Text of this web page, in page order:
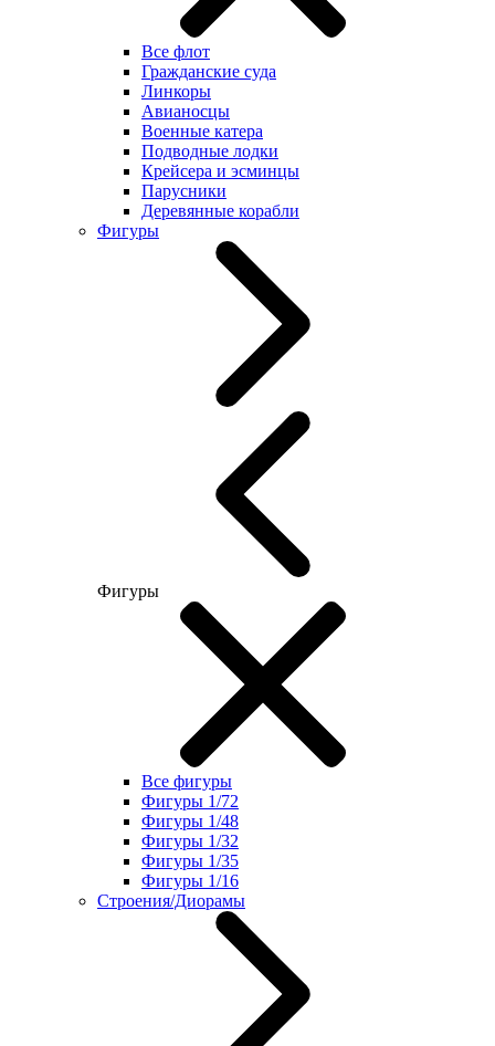
Все флот
Гражданские суда
Линкоры
Авианосцы
Военные катера
Подводные лодки
Крейсера и эсминцы
Парусники
Деревянные корабли
Фигуры
Фигуры
Все фигуры
Фигуры 1/72
Фигуры 1/48
Фигуры 1/32
Фигуры 1/35
Фигуры 1/16
Строения/Диорамы